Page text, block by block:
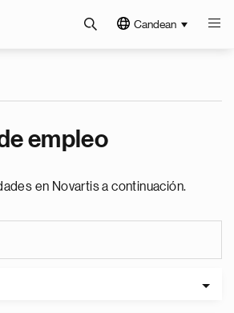
Candean
empleo
en Novartis a continuación.